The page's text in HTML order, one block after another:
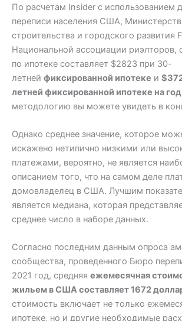
По расчетам Insider с использованием
переписи населения США,
строительства и городского развития
Национальной ассоциации риэлторов,
по ипотеке составляет $2823 при 30-
летней фиксированной ипотеке и
летней фиксированной ипотеке на год
методологию вы можете увидеть в
Однако среднее значение, которое
искажено нетипично низкими или
платежами, вероятно, не является
описанием того, что на самом деле
домовладелец в США. Лучшим
является медиана, которая
среднее число в наборе данных.
Согласно последним данным опроса
сообщества, проведенного Бюро
2021 год, средняя ежемесячная
жильем в США составляет 1672
стоимость включает не только
ипотеке, но и другие необходимые